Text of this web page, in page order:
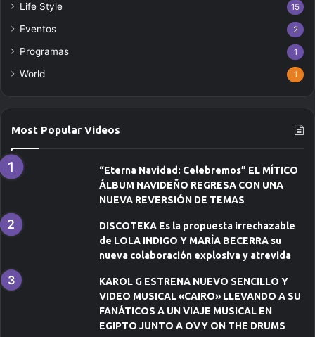
e
l
ó
i
c
Life Style 15
Eventos 2
Programas 1
World 1
Most Popular Videos
“Eterna Navidad: Celebremos” EL MÍTICO
ÁLBUM NAVIDEÑO REGRESA CON UNA
NUEVA REVERSIÓN DE TEMAS
DISCOTEKA Es la propuesta irrechazable
de LOLA INDIGO Y MARÍA BECERRA su
nueva colaboración explosiva y atrevida
KAROL G ESTRENA NUEVO SENCILLO Y
VIDEO MUSICAL «CAIRO» LLEVANDO A SU
FANÁTICOS A UN VIAJE MUSICAL EN
EGIPTO JUNTO A OVY ON THE DRUMS